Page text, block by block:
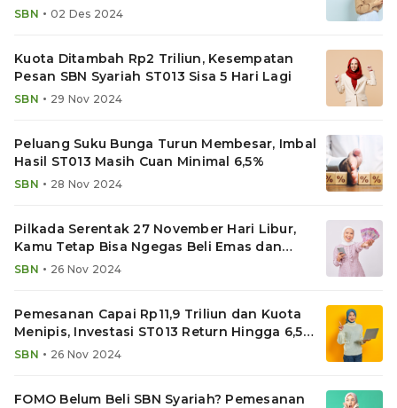
SBN • 02 Des 2024
Kuota Ditambah Rp2 Triliun, Kesempatan
Pesan SBN Syariah ST013 Sisa 5 Hari Lagi
SBN • 29 Nov 2024
Peluang Suku Bunga Turun Membesar, Imbal
Hasil ST013 Masih Cuan Minimal 6,5%
SBN • 28 Nov 2024
Pilkada Serentak 27 November Hari Libur,
Kamu Tetap Bisa Ngegas Beli Emas dan
ST013
SBN • 26 Nov 2024
Pemesanan Capai Rp11,9 Triliun dan Kuota
Menipis, Investasi ST013 Return Hingga 6,5%
Menanti
SBN • 26 Nov 2024
FOMO Belum Beli SBN Syariah? Pemesanan